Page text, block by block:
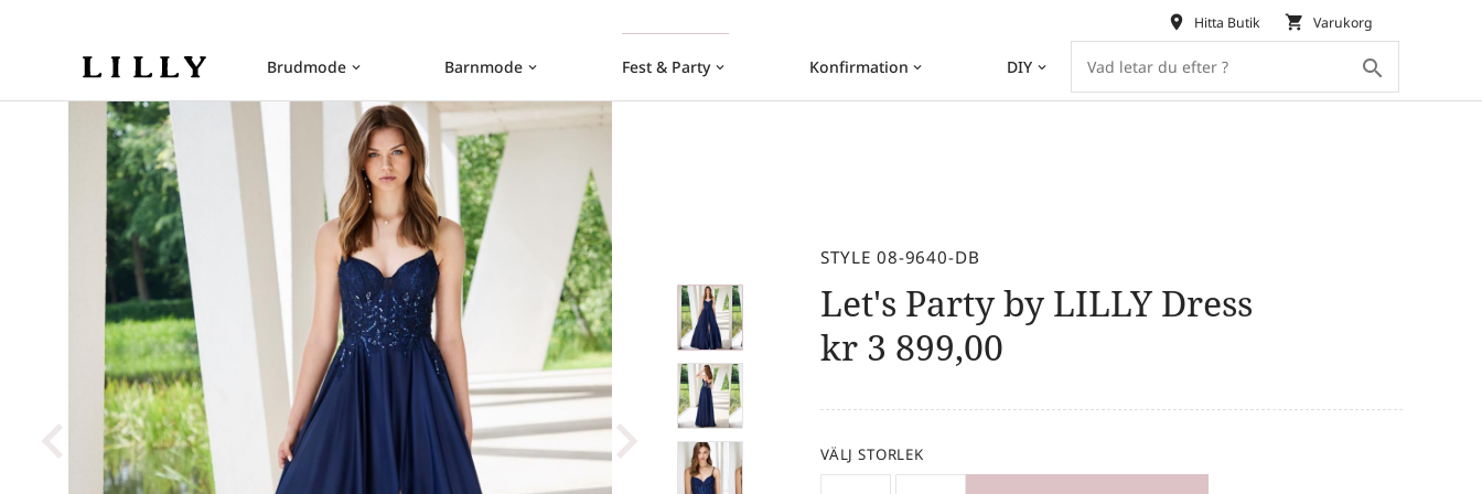
Brudmode keyboard_arrow_down Barnmode keyboard_arrow_down Fest & Party keyboard_arrow_down Konfirmation keyboard_arrow_down DIY keyboard_arrow_down search
place Hitta Butik shopping_cart Varukorg
STYLE 08-9640-DB
Let's Party by LILLY Dress
kr 3 899,00
VÄLJ STORLEK